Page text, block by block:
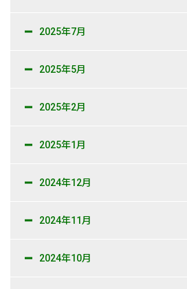
2025年7月
2025年5月
2025年2月
2025年1月
2024年12月
2024年11月
2024年10月